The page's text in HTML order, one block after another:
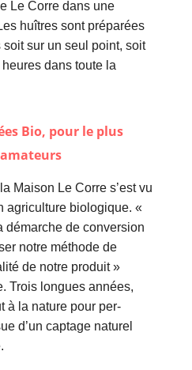
Le Corre dans une
huîtres sont préparées
sur un seul point, soit
dans toute la
Bio, pour le plus
Maison Le Corre s’est vu
agriculture biologique. «
démarche de conversion
notre méthode de
de notre produit »
Trois longues années,
à la nature pour per-
d’un captage naturel